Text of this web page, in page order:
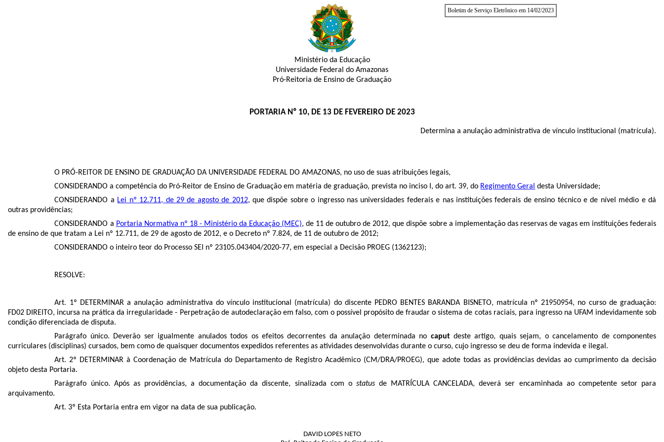
Boletim de Serviço Eletrônico em 14/02/2023
Ministério da Educação
Universidade Federal do Amazonas
Pró-Reitoria de Ensino de Graduação
PORTARIA Nº 10, DE 13 DE FEVEREIRO DE 2023
Determina a anulação administrativa de vínculo institucional (matrícula).
O PRÓ-REITOR DE ENSINO DE GRADUAÇÃO DA UNIVERSIDADE FEDERAL DO AMAZONAS, no uso de suas atribuições legais,
CONSIDERANDO a competência do Pró-Reitor de Ensino de Graduação em matéria de graduação, prevista no inciso I, do art. 39, do Regimento Geral desta Universidade;
CONSIDERANDO a Lei nº 12.711, de 29 de agosto de 2012, que dispõe sobre o ingresso nas universidades federais e nas instituições federais de ensino técnico e de nível médio e dá
outras providências;
CONSIDERANDO a Portaria Normativa nº 18 - Ministério da Educação (MEC), de 11 de outubro de 2012, que dispõe sobre a implementação das reservas de vagas em instituições federais
de ensino de que tratam a Lei nº 12.711, de 29 de agosto de 2012, e o Decreto nº 7.824, de 11 de outubro de 2012;
CONSIDERANDO o inteiro teor do Processo SEI nº23105.043404/2020-77, em especial a Decisão PROEG (1362123);
RESOLVE:
Art. 1º DETERMINAR a anulação administrativa do vínculo institucional (matrícula) do discente PEDRO BENTES BARANDA BISNETO, matrícula nº 21950954, no curso de graduação:
FD02 DIREITO, incursa na prática da irregularidade - Perpetração de autodeclaração em falso, com o possível propósito de fraudar o sistema de cotas raciais, para ingresso na UFAM indevidamente sob
condição diferenciada de disputa.
Parágrafo único. Deverão ser igualmente anulados todos os efeitos decorrentes da anulação determinada no caputdeste artigo, quais sejam, o cancelamento de componentes
curriculares (disciplinas) cursados, bem como de quaisquer documentos expedidos referentes as atividades desenvolvidas durante o curso, cujo ingresso se deu de forma indevida e ilegal.
Art. 2º DETERMINAR à Coordenação de Matrícula do Departamento de Registro Acadêmico (CM/DRA/PROEG), que adote todas as providências devidas ao cumprimento da decisão
objeto desta Portaria.
Parágrafo único. Após as providências, a documentação da discente, sinalizada com o statusde MATRÍCULA CANCELADA, deverá ser encaminhada ao competente setor para
arquivamento.
Art. 3º Esta Portaria entra em vigor na data de sua publicação.
DAVID LOPES NETO